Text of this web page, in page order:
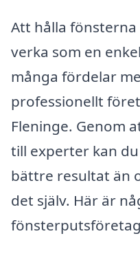
Att hålla
verka som en
många fördelar
professionellt
Fleninge. Genom
till experter kan
bättre resultat än
det själv. Här är